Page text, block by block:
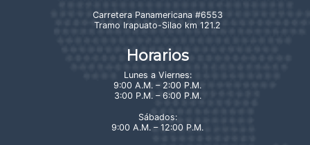
Carretera Panamericana #6553
Tramo Irapuato-Silao km 121.2
Horarios
Lunes a Viernes:
9:00 A.M. – 2:00 P.M.
3:00 P.M. – 6:00 P.M.
Sábados:
9:00 A.M. – 12:00 P.M.